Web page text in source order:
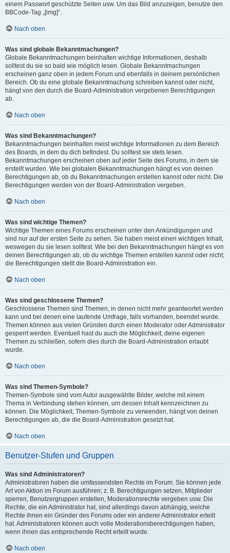
einem Passwort geschützte Seiten usw. Um das Bild anzuzeigen, benutze den
BBCode-Tag „[img]“.
Nach oben
Was sind globale Bekanntmachungen?
Globale Bekanntmachungen beinhalten wichtige Informationen, deshalb
solltest du sie so bald wie möglich lesen. Globale Bekanntmachungen
erscheinen ganz oben in jedem Forum und ebenfalls in deinem persönlichen
Bereich. Ob du eine globale Bekanntmachung schreiben kannst oder nicht,
hängt von den durch die Board-Administration vergebenen Berechtigungen
ab.
Nach oben
Was sind Bekanntmachungen?
Bekanntmachungen beinhalten meist wichtige Informationen zu dem Bereich
des Boards, in dem du dich befindest. Du solltest sie stets lesen.
Bekanntmachungen erscheinen oben auf jeder Seite des Forums, in dem sie
erstellt wurden. Wie bei globalen Bekanntmachungen hängt es von deinen
Berechtigungen ab, ob du Bekanntmachungen erstellen kannst oder nicht. Die
Berechtigungen werden von der Board-Administration vergeben.
Nach oben
Was sind wichtige Themen?
Wichtige Themen eines Forums erscheinen unter den Ankündigungen und
sind nur auf der ersten Seite zu sehen. Sie haben meist einen wichtigen Inhalt,
weswegen du sie lesen solltest. Wie bei den Bekanntmachungen hängt es von
deinen Berechtigungen ab, ob du wichtige Themen erstellen kannst oder nicht;
die Berechtigungen stellt die Board-Administration ein.
Nach oben
Was sind geschlossene Themen?
Geschlossene Themen sind Themen, in denen nicht mehr geantwortet werden
kann und bei denen eine laufende Umfrage, falls vorhanden, beendet wurde.
Themen können aus vielen Gründen durch einen Moderator oder Administrator
gesperrt werden. Eventuell hast du auch die Möglichkeit, deine eigenen
Themen zu schließen, sofern dies durch die Board-Administration erlaubt
wurde.
Nach oben
Was sind Themen-Symbole?
Themen-Symbole sind vom Autor ausgewählte Bilder, welche mit einem
Thema in Verbindung stehen können, um dessen Inhalt kennzeichnen zu
können. Die Möglichkeit, Themen-Symbole zu verwenden, hängt von deinen
Berechtigungen ab, die die Board-Administration gesetzt hat.
Nach oben
Benutzer-Stufen und Gruppen
Was sind Administratoren?
Administratoren haben die umfassendsten Rechte im Forum. Sie können jede
Art von Aktion im Forum ausführen; z. B. Berechtigungen setzen, Mitglieder
sperren, Benutzergruppen erstellen, Moderationsrechte vergeben usw. Die
Rechte, die ein Administrator hat, sind allerdings davon abhängig, welche
Rechte ihnen ein Gründer des Forums oder ein anderer Administrator erteilt
hat. Administratoren können auch volle Moderationsberechtigungen haben,
wenn ihnen das entsprechende Recht erteilt wurde.
Nach oben